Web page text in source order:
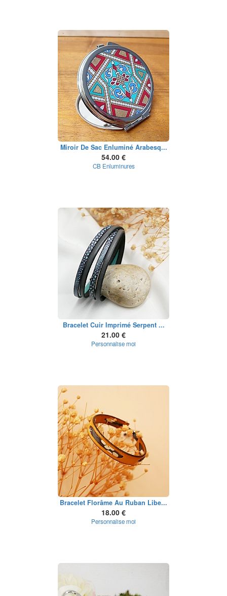
Miroir De Sac Enluminé Arabesq...
54.00 €
CB Enluminures
Bracelet Cuir Imprimé Serpent ...
21.00 €
Personnalise moi
Bracelet Florâme Au Ruban Libe...
18.00 €
Personnalise moi